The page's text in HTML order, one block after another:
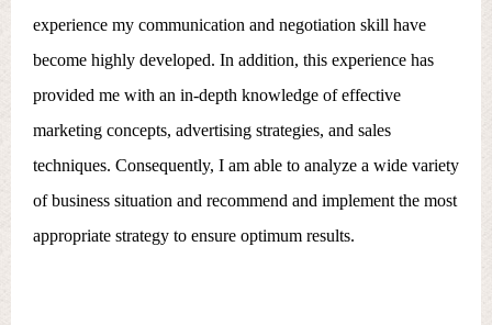
experience my communication and negotiation skill have
become highly developed. In addition, this experience has
provided me with an in-depth knowledge of effective
marketing concepts, advertising strategies, and sales
techniques. Consequently, I am able to analyze a wide variety
of business situation and recommend and implement the most
appropriate strategy to ensure optimum results.